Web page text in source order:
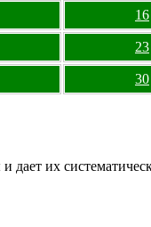
16
23
30
дает их